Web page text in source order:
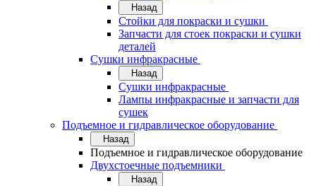
Назад
Стойки для покраски и сушки
Запчасти для стоек покраски и сушки
деталей
Сушки инфракрасные
Назад
Сушки инфракрасные
Лампы инфракрасные и запчасти для
сушек
Подъемное и гидравлическое оборудование
Назад
Подъемное и гидравлическое оборудование
Двухстоечные подъемники
Назад